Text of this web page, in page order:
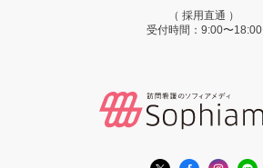
（ 採用直通 ）
受付時間：9:00〜18:00